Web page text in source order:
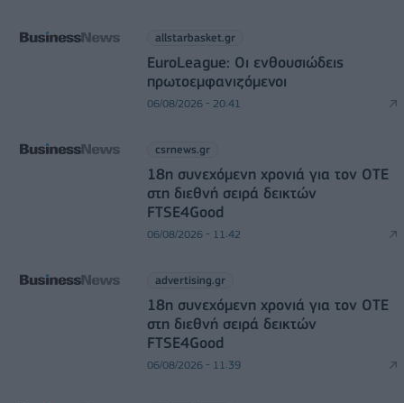
allstarbasket.gr
EuroLeague: Οι ενθουσιώδεις
πρωτοεμφανιζόμενοι
06/08/2026 - 20:41
csrnews.gr
18η συνεχόμενη χρονιά για τον ΟΤΕ
στη διεθνή σειρά δεικτών
FTSE4Good
06/08/2026 - 11:42
advertising.gr
18η συνεχόμενη χρονιά για τον ΟΤΕ
στη διεθνή σειρά δεικτών
FTSE4Good
06/08/2026 - 11:39